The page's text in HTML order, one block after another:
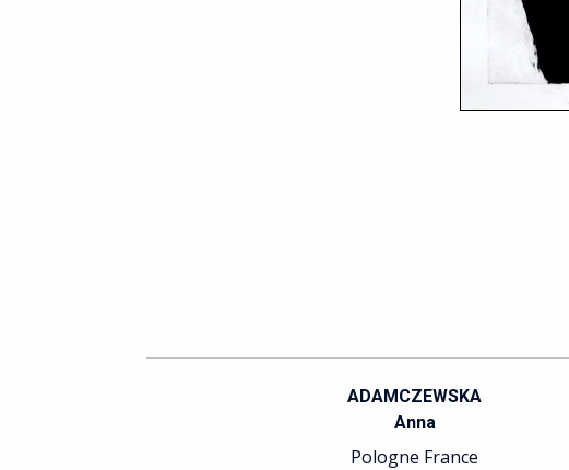
ADAMCZEWSKA
Anna
Pologne France